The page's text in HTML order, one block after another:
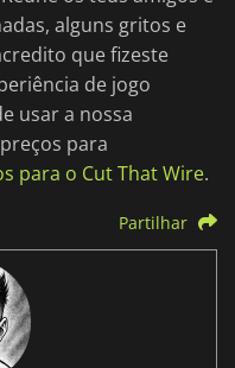
alguns gritos e
que fizeste
de jogo
usar a nossa
para
para o Cut That Wire.
Partilhar